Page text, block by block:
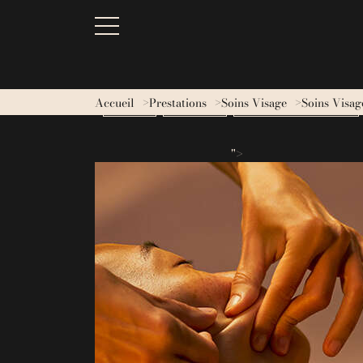
Accueil Prestations Soins Visage Soins
BESOINS MASSAGES RITUELS CINQ MONDES
">